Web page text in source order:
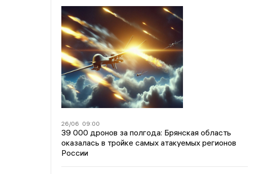
26/06 09:00
39 000 дронов за полгода: Брянская область
оказалась в тройке самых атакуемых регионов
России